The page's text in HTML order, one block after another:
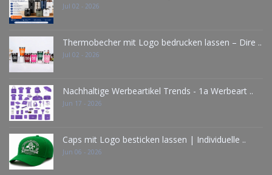
Jul 02 - 2026
Thermobecher mit Logo bedrucken lassen – Dire ..
Jul 02 - 2026
Nachhaltige Werbeartikel Trends - 1a Werbeart ..
Jun 17 - 2026
Caps mit Logo besticken lassen | Individuelle ..
Jun 06 - 2026